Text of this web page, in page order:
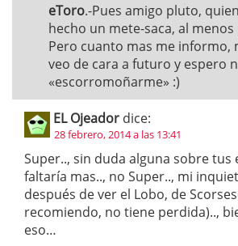
eToro.-Pues amigo pluto,
hecho un mete-saca, al
Pero cuanto mas me informo,
veo de cara a futuro y espero
«escorromoñarme» :)
EL Ojeador dice:
28 febrero, 2014 a las 13:41
Super.., sin duda alguna sobre tus
faltaría mas.., no Super.., mi
después de ver el Lobo, de
recomiendo, no tiene perdida)..,
eso…